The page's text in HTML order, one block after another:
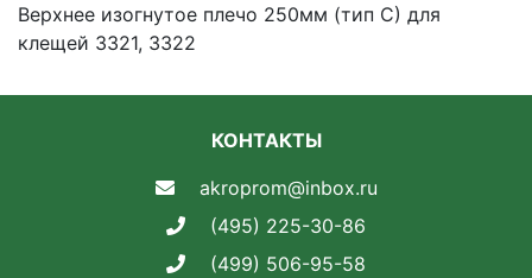
Верхнее изогнутое плечо 250мм (тип С) для
клещей 3321, 3322
КОНТАКТЫ
akroprom@inbox.ru
(495) 225-30-86
(499) 506-95-58